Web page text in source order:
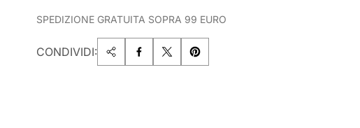
SPEDIZIONE GRATUITA SOPRA 99 EURO
CONDIVIDI: